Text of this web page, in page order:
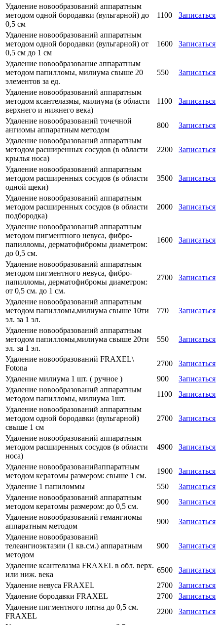
Удаление новообразований аппаратным
методом одной бородавки (вульгарной) до
0,5 см
1100 Записаться
Удаление новообразований аппаратным
методом одной бородавки (вульгарной) от
0,5 см до 1 см
1600 Записаться
Удаление новообразование аппаратным
методом папилломы, милиума свыше 20
элементов за ед.
550 Записаться
Удаление новообразований аппаратным
методом ксантелазмы, милиума (в области
верхнего и нижнего века)
1100 Записаться
Удаление новообразований точечной
ангиомы аппаратным методом
800
Записаться
Удаление новообразований аппаратным
методом расширенных сосудов (в области
крылья носа)
2200 Записаться
Удаление новообразований аппаратным
методом расширенных сосудов (в области
одной щеки)
3500 Записаться
Удаление новообразований аппаратным
методом расширенных сосудов (в области
подбородка)
2000 Записаться
Удаление новообразований аппаратным
методом пигментного невуса, фибро-
папилломы, дерматофибромы диаметром:
до 0,5 см.
1600 Записаться
Удаление новообразований аппаратным
методом пигментного невуса, фибро-
папилломы, дерматофибромы диаметром:
от 0,5 см. до 1 см.
2700 Записаться
Удаление новообразований аппаратным
методом папилломы,милиума свыше 10ти
эл. за 1 эл.
770 Записаться
Удаление новообразований аппаратным
методом папилломы,милиума свыше 20ти
эл. за 1 эл.
550 Записаться
Удаление новообразований FRAXEL\
Fotona
2700
Записаться
Удаление милиума 1 шт. ( ручное )
900
Записаться
Удаление новообразований аппаратным
методом папилломы, милиума 1шт.
1100
Записаться
Удаление новообразований аппаратным
методом одной бородавки (вульгарной)
свыше 1 см
2700 Записаться
Удаление новообразований аппаратным
методом расширенных сосудов (в области
носа)
4900 Записаться
Удаление новообразованийаппаратным
методом кератомы размером: свыше 1 см.
1900
Записаться
Удаление 1 папиломмы
550
Записаться
Удаление новообразований аппаратным
методом кератомы размером: до 0,5 см.
900
Записаться
Удаление новообразований гемангиомы
аппаратным методом
900
Записаться
Удаление новообразований
телеангиоэктазии (1 кв.см.) аппаратным
методом
900 Записаться
Удаление ксантелазма FRAXEL в обл. верх.
или ниж. века
6500
Записаться
Удаление невуса FRAXEL
2700
Записаться
Удаление бородавки FRAXEL
2700
Записаться
Удаление пигментного пятна до 0,5 см.
FRAXEL
2200
Записаться